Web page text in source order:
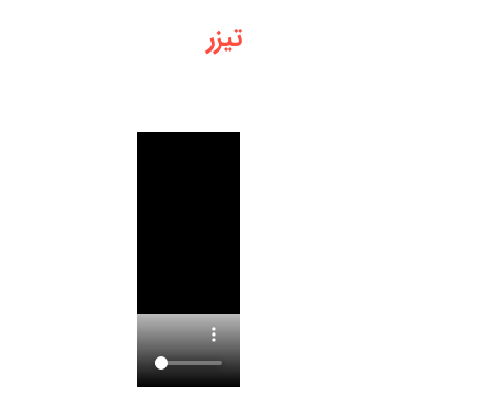
تیزر